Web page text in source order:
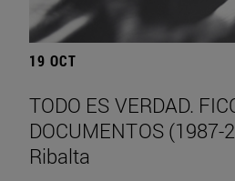
19 OCT
TODO ES VERDAD.
DOCUMENTOS
Ribalta